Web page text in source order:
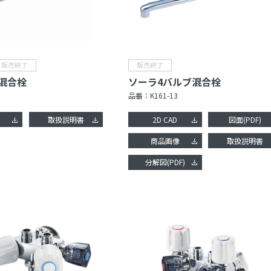
合栓
取扱説明書
ソーラ4バルブ混合栓
品番： K161-13
2D CAD 図面(PDF)
商品画像 取扱説明書
分解図(PDF)